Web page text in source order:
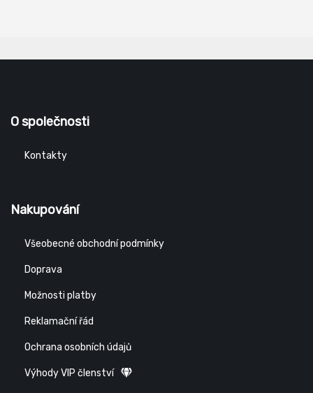
O společnosti
Kontakty
Nakupování
Všeobecné obchodní podmínky
Doprava
Možnosti platby
Reklamační řád
Ochrana osobních údajů
Výhody VIP členství